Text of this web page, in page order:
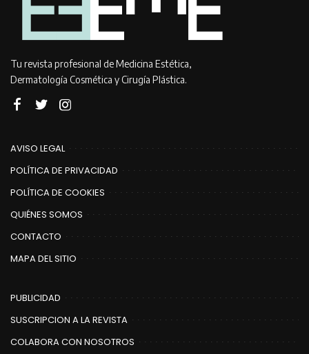
Tu revista profesional de Medicina Estética,
Dermatología Cosmética y Cirugía Plástica.
AVISO LEGAL
POLÍTICA DE PRIVACIDAD
POLÍTICA DE COOKIES
QUIÉNES SOMOS
CONTACTO
MAPA DEL SITIO
PUBLICIDAD
SUSCRIPCION A LA REVISTA
COLABORA CON NOSOTROS